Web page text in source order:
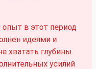
в этот период
идеями и
хватать глубины.
усилий